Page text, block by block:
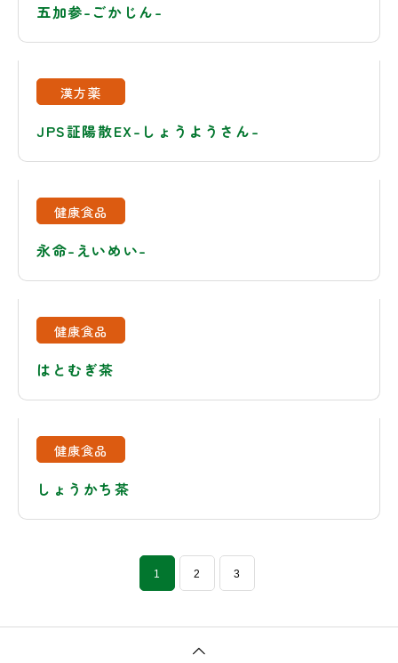
五加参-ごかじん-
漢方薬
JPS証陽散EX-しょうようさん-
健康食品
永命-えいめい-
健康食品
はとむぎ茶
健康食品
しょうかち茶
1 2 3